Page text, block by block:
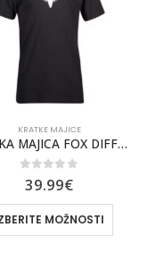
KRATKE MAJICE
KRATKA MAJICA FOX DIFFUSE DRI-RELEASE
0out of 5
39.99€
MOŽNOSTI